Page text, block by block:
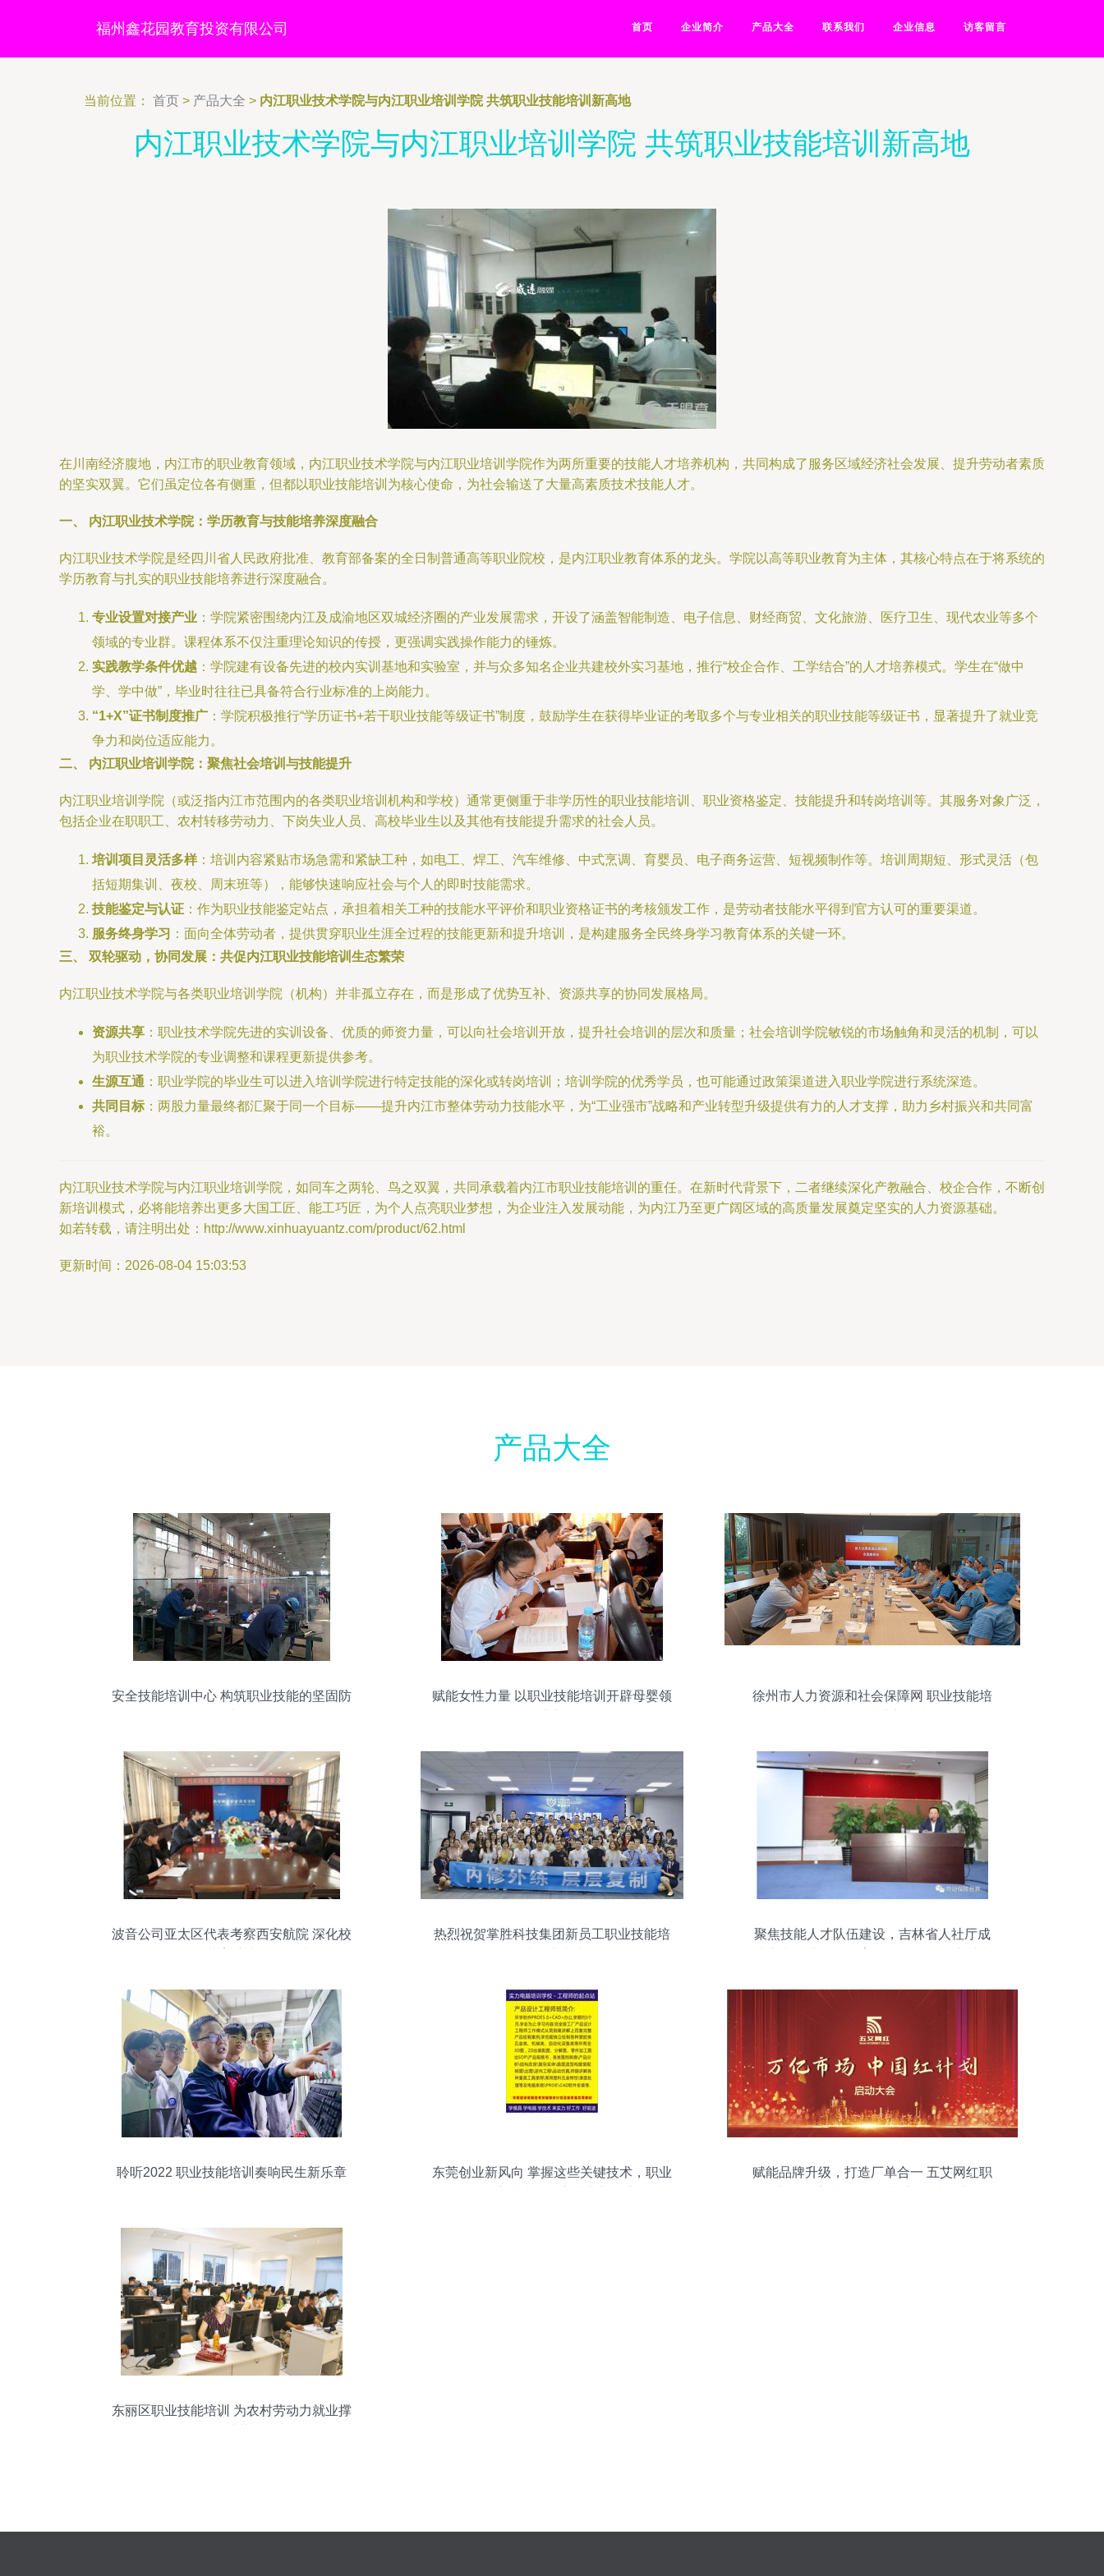
福州鑫花园教育投资有限公司 首页 企业简介 产品大全 联系我们 企业信息 访客留言
当前位置： 首页 > 产品大全 > 内江职业技术学院与内江职业培训学院 共筑职业技能培训新高地
内江职业技术学院与内江职业培训学院 共筑职业技能培训新高地
在川南经济腹地，内江市的职业教育领域，内江职业技术学院与内江职业培训学院作为两所重要的技能人才培养机构，共同构成了服务区域经济社会发展、提升劳动者素质
的坚实双翼。它们虽定位各有侧重，但都以职业技能培训为核心使命，为社会输送了大量高素质技术技能人才。
一、 内江职业技术学院：学历教育与技能培养深度融合
内江职业技术学院是经四川省人民政府批准、教育部备案的全日制普通高等职业院校，是内江职业教育体系的龙头。学院以高等职业教育为主体，其核心特点在于将系统的
学历教育与扎实的职业技能培养进行深度融合。
专业设置对接产业 ：学院紧密围绕内江及成渝地区双城经济圈的产业发展需求，开设了涵盖智能制造、电子信息、财经商贸、文化旅游、医疗卫生、现代农业等多个
领域的专业群。课程体系不仅注重理论知识的传授，更强调实践操作能力的锤炼。
实践教学条件优越 ：学院建有设备先进的校内实训基地和实验室，并与众多知名企业共建校外实习基地，推行“校企合作、工学结合”的人才培养模式。学生在“做中
学、学中做”，毕业时往往已具备符合行业标准的上岗能力。
“1+X”证书制度推广 ：学院积极推行“学历证书+若干职业技能等级证书”制度，鼓励学生在获得毕业证的考取多个与专业相关的职业技能等级证书，显著提升了就业竞
争力和岗位适应能力。
二、 内江职业培训学院：聚焦社会培训与技能提升
内江职业培训学院（或泛指内江市范围内的各类职业培训机构和学校）通常更侧重于非学历性的职业技能培训、职业资格鉴定、技能提升和转岗培训等。其服务对象广泛，
包括企业在职职工、农村转移劳动力、下岗失业人员、高校毕业生以及其他有技能提升需求的社会人员。
培训项目灵活多样：培训内容紧贴市场急需和紧缺工种，如电工、焊工、汽车维修、中式烹调、育婴员、电子商务运营、短视频制作等。培训周期短、形式灵活（包
括短期集训、夜校、周末班等），能够快速响应社会与个人的即时技能需求。
技能鉴定与认证 ：作为职业技能鉴定站点，承担着相关工种的技能水平评价和职业资格证书的考核颁发工作，是劳动者技能水平得到官方认可的重要渠道。
服务终身学习 ：面向全体劳动者，提供贯穿职业生涯全过程的技能更新和提升培训，是构建服务全民终身学习教育体系的关键一环。
三、 双轮驱动，协同发展：共促内江职业技能培训生态繁荣
内江职业技术学院与各类职业培训学院（机构）并非孤立存在，而是形成了优势互补、资源共享的协同发展格局。
资源共享 ：职业技术学院先进的实训设备、优质的师资力量，可以向社会培训开放，提升社会培训的层次和质量；社会培训学院敏锐的市场触角和灵活的机制，可以
为职业技术学院的专业调整和课程更新提供参考。
生源互通 ：职业学院的毕业生可以进入培训学院进行特定技能的深化或转岗培训；培训学院的优秀学员，也可能通过政策渠道进入职业学院进行系统深造。
共同目标 ：两股力量最终都汇聚于同一个目标——提升内江市整体劳动力技能水平，为“工业强市”战略和产业转型升级提供有力的人才支撑，助力乡村振兴和共同富
裕。
内江职业技术学院与内江职业培训学院，如同车之两轮、鸟之双翼，共同承载着内江市职业技能培训的重任。在新时代背景下，二者继续深化产教融合、校企合作，不断创
新培训模式，必将能培养出更多大国工匠、能工巧匠，为个人点亮职业梦想，为企业注入发展动能，为内江乃至更广阔区域的高质量发展奠定坚实的人力资源基础。
如若转载，请注明出处：http://www.xinhuayuantz.com/product/62.html
更新时间：2026-08-04 15:03:53
产品大全
安全技能培训中心 构筑职业技能的坚固防
赋能女性力量 以职业技能培训开辟母婴领
徐州市人力资源和社会保障网 职业技能培
波音公司亚太区代表考察西安航院 深化校
热烈祝贺掌胜科技集团新员工职业技能培
聚焦技能人才队伍建设，吉林省人社厅成
聆听2022 职业技能培训奏响民生新乐章
东莞创业新风向 掌握这些关键技术，职业
赋能品牌升级，打造厂单合一 五艾网红职
东丽区职业技能培训 为农村劳动力就业撑